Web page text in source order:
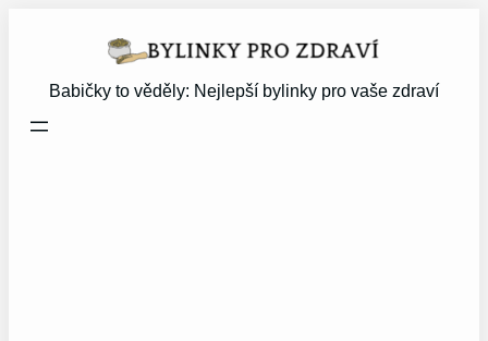
Babičky to věděly: Nejlepší bylinky pro vaše zdraví